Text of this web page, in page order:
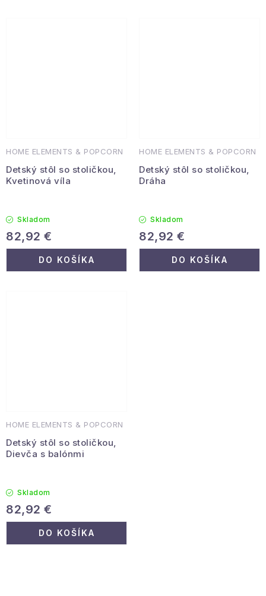
HOME ELEMENTS & POPCORN
Detský stôl so stoličkou,
Kvetinová víla
Skladom
82,92 €
DO KOŠÍKA
HOME ELEMENTS & POPCORN
Detský stôl so stoličkou,
Dráha
Skladom
82,92 €
DO KOŠÍKA
HOME ELEMENTS & POPCORN
Detský stôl so stoličkou,
Dievča s balónmi
Skladom
82,92 €
DO KOŠÍKA